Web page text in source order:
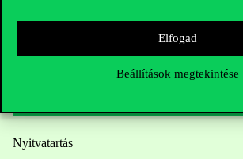
Elfogad
Beállítások megtekintése
Nyitvatartás